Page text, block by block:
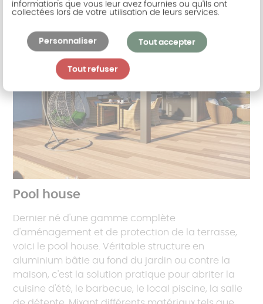
Pool house
Dernier né d'une gamme complète
d'aménagement et de protection de la terrasse,
voici le pool house. Véritable structure en
aluminium bâtie au fond du jardin ou contre la
maison, c'est la solution pratique pour abriter la
cuisine d'été, le barbecue, le local piscine, la salle
informations que vous leur avez fournies ou qu'ils ont
collectées lors de votre utilisation de leurs services.
Tout accepter
Tout refuser
Personnaliser